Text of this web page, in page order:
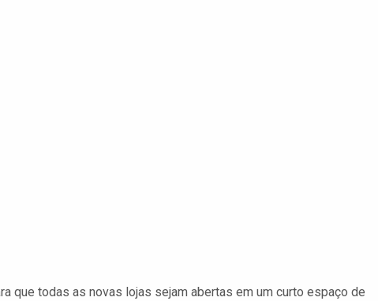
que todas as novas lojas sejam abertas em um curto espaço de